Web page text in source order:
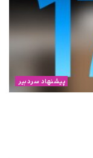
پیشنهاد سردبیر